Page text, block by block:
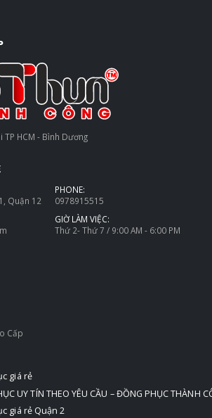
TP HCM - Bình Dương
Quận 12
PHONE:
0978915515
GIỜ LÀM VIỆC:
Thứ 2- Thứ 7 / 9:00 AM - 6:00 PM
Cấp
giá rẻ
UY TÍN THEO YÊU CẦU – ĐỒNG PHỤC THÀNH
giá rẻ Quận 2